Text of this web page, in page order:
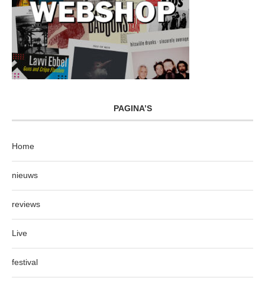
PAGINA’S
Home
nieuws
reviews
Live
festival